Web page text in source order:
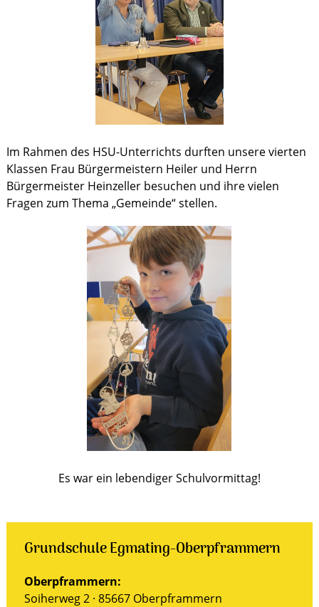
Im Rahmen des HSU-Unterrichts durften unsere vierten
Klassen Frau Bürgermeistern Heiler und Herrn
Bürgermeister Heinzeller besuchen und ihre vielen
Fragen zum Thema „Gemeinde“ stellen.
Es war ein lebendiger Schulvormittag!
Grundschule Egmating-Oberpframmern
Oberpframmern:
Soiherweg 2 · 85667 Oberpframmern